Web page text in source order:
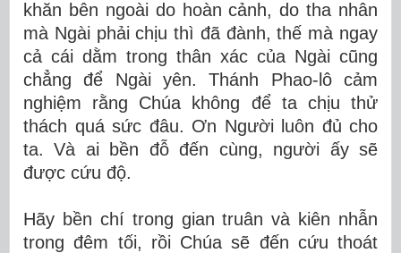
khăn bên ngoài do hoàn cảnh, do tha nhân
mà Ngài phải chịu thì đã đành, thế mà ngay
cả cái dằm trong thân xác của Ngài cũng
chẳng để Ngài yên. Thánh Phao-lô cảm
nghiệm rằng Chúa không để ta chịu thử
thách quá sức đâu. Ơn Người luôn đủ cho
ta. Và ai bền đỗ đến cùng, người ấy sẽ
được cứu độ.
Hãy bền chí trong gian truân và kiên nhẫn
trong đêm tối, rồi Chúa sẽ đến cứu thoát